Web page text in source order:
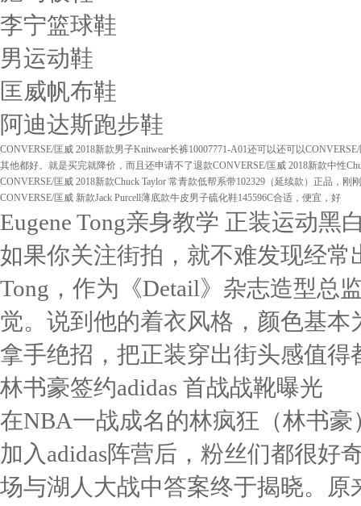
李宁篮球鞋
男运动鞋
匡威帆布鞋
阿迪达斯跑步鞋
CONVERSE/匡威 2018新款男子Knitwear长裤10007771-A01还可以还可以
其他都好。就是买完就降价，而且还申请不了退款CONVERSE/匡威 2018新款中性
CONVERSE/匡威 2018新款Chuck Taylor 常青款低帮系带102329（延续款） 正品，刚
CONVERSE/匡威 新款Jack Purcell薄底款牛皮男子硫化鞋145596C合适，便宜，好
Eugene Tong亲身教学 正装运动黑
如果你关注街拍，就不难发现经常
Tong，作为《Detail》杂志造型总
觉。说到他的着衣风格，颜色基
拿手绝招，把正装穿出街头感值得
林书豪签约adidas 首战战靴曝光
在NBA一战成名的林疯狂（林书
加入adidas阵营后，粉丝们都很好
场与湖人大战中答案终于揭晓。原